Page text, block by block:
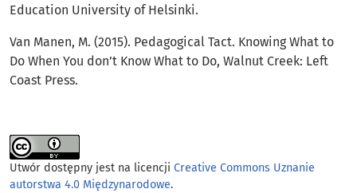
Education University of Helsinki.
Van Manen, M. (2015). Pedagogical Tact. Knowing What to
Do When You don’t Know What to Do, Walnut Creek: Left
Coast Press.
Utwór dostępny jest na licencji Creative Commons Uznanie
autorstwa 4.0 Międzynarodowe.